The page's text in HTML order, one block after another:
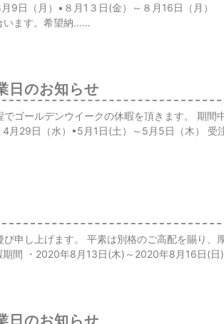
9日（月）•８月1３日(金）～８月16日（月）
います。希望納……
日のお知らせ
ゴールデンウイークの休暇を頂きます。 期
月29日（水）•5月1日(土）～5月5日（木）
申し上げます。 平素は別格のご高配を賜り
間 ・2020年8月13日(木)～2020年8月16日(
日のお知らせ